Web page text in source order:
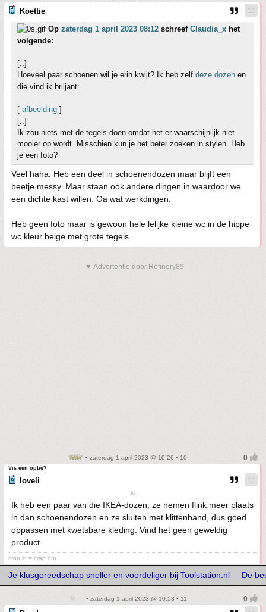
Koettie
Op zaterdag 1 april 2023 08:12 schreef Claudia_x het
volgende:
[..]
Hoeveel paar schoenen wil je erin kwijt? Ik heb zelf deze dozen en
die vind ik briljant:
[ afbeelding ]
[..]
Ik zou niets met de tegels doen omdat het er waarschijnlijk niet
mooier op wordt. Misschien kun je het beter zoeken in stylen. Heb
je een foto?
Veel haha. Heb een deel in schoenendozen maar blijft een
beetje messy. Maar staan ook andere dingen in waardoor we
een dichte kast willen. Oa wat werkdingen.
Heb geen foto maar is gewoon hele lelijke kleine wc in de hippe
wc kleur beige met grote tegels
▼ Advertentie door Refinery89
• zaterdag 1 april 2023 @ 10:26 • 10
Vis een optie?
loveli
N
Ik heb een paar van die IKEA-dozen, ze nemen flink meer plaats
in dan schoenendozen en ze sluiten met klittenband, dus goed
oppassen met kwetsbare kleding. Vind het geen geweldig
product.
crap in = crap out
Je klusgereedschap sneller en voordeliger bij Toolstation.nl De
• zaterdag 1 april 2023 @ 10:53 • 11